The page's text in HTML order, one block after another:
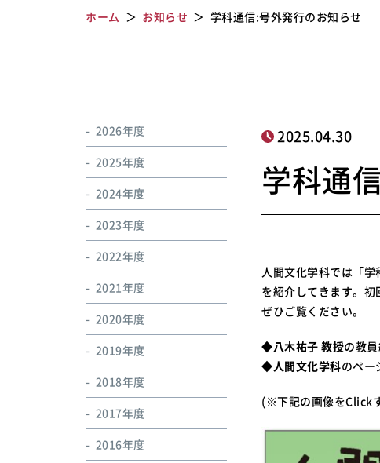
ホーム お知らせ 学科通信:号外発行のお知らせ
2025.04.30
学科通
人間文化学科では「
を紹介してきます。初
ぜひご覧ください。
◆八木祐子 教授の教
◆人間文化学科のペー
(※下記の画像をClick
2026年度
2025年度
2024年度
2023年度
2022年度
2021年度
2020年度
2019年度
2018年度
2017年度
2016年度